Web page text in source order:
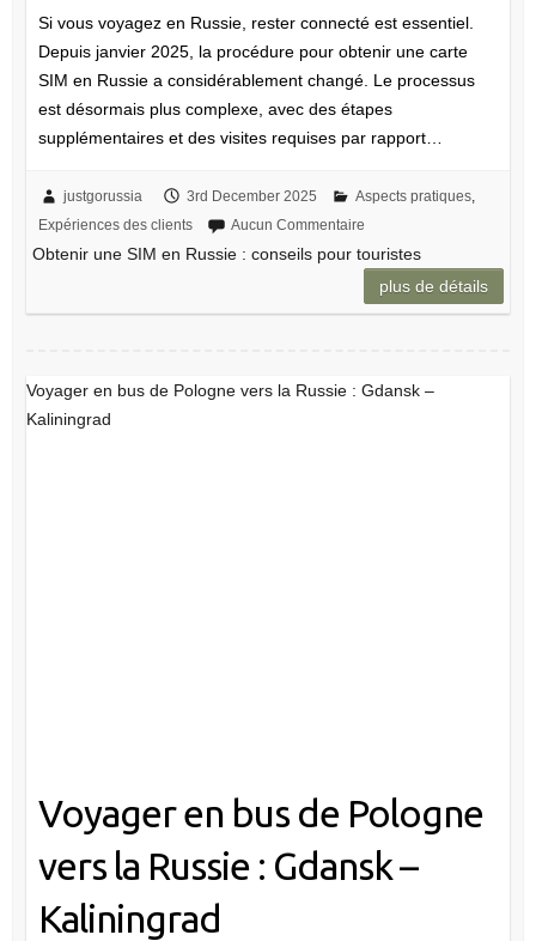
Si vous voyagez en Russie, rester connecté est essentiel.
Depuis janvier 2025, la procédure pour obtenir une carte
SIM en Russie a considérablement changé. Le processus
est désormais plus complexe, avec des étapes
supplémentaires et des visites requises par rapport…
justgorussia 3rd December 2025 Aspects pratiques,
Expériences des clients
Aucun Commentaire
Obtenir une SIM en Russie : conseils pour touristes
plus de détails
Voyager en bus de Pologne vers la Russie : Gdansk –
Kaliningrad
Voyager en bus de Pologne
vers la Russie : Gdansk –
Kaliningrad